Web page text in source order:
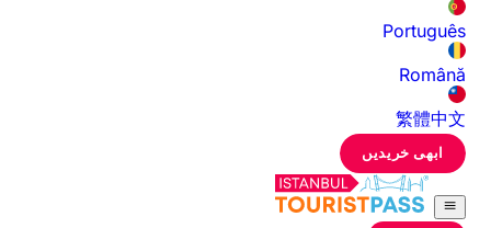
Português
Română
繁體中文
ابھی خریدیں